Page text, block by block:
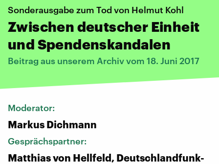
Sonderausgabe zum Tod von Helmut Kohl
Zwischen deutscher Einheit
und Spendenskandalen
Beitrag aus unserem Archiv vom 18. Juni 2017
Moderator:
Markus Dichmann
Gesprächspartner:
Matthias von Hellfeld, Deutschlandfunk-